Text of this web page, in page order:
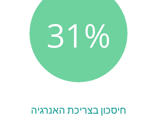
חיסכון בצריכת האנרגיה